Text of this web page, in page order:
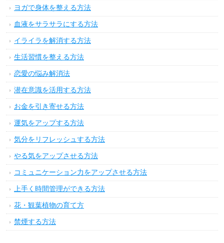
ヨガで身体を整える方法
血液をサラサラにする方法
イライラを解消する方法
生活習慣を整える方法
恋愛の悩み解消法
潜在意識を活用する方法
お金を引き寄せる方法
運気をアップする方法
気分をリフレッシュする方法
やる気をアップさせる方法
コミュニケーション力をアップさせる方法
上手く時間管理ができる方法
花・観葉植物の育て方
禁煙する方法